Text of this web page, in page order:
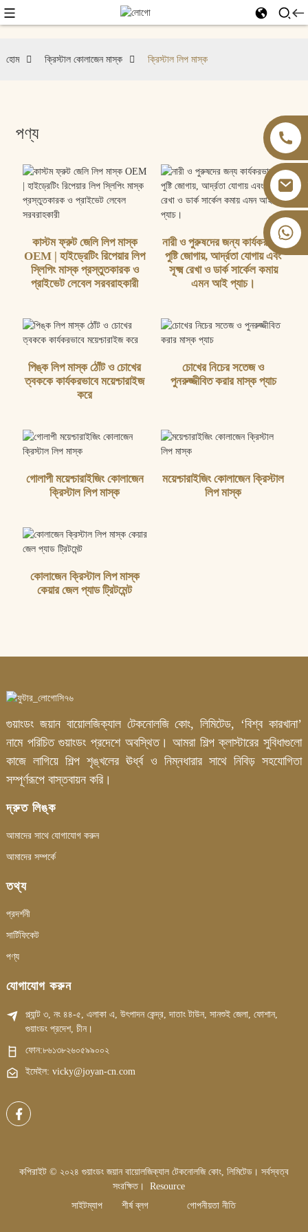
হোম ক্রিস্টাল কোলাজেন মাস্ক ক্রিস্টাল লিপ মাস্ক
পণ্য
কাস্টম ফ্রুট জেলি লিপ মাস্ক
OEM | হাইড্রেটিং রিপেয়ার লিপ
স্লিপিং মাস্ক প্রস্তুতকারক ও
প্রাইভেট লেবেল সরবরাহকারী
নারী ও পুরুষদের জন্য কার্যকরভাবে
পুষ্টি জোগায়, আর্দ্রতা যোগায় এবং
সূক্ষ্ম রেখা ও ডার্ক সার্কেল কমায়
এমন আই প্যাচ।
পিঙ্ক লিপ মাস্ক ঠোঁট ও চোখের
ত্বককে কার্যকরভাবে ময়েশ্চারাইজ
করে
চোখের নিচের সতেজ ও
পুনরুজ্জীবিত করার মাস্ক প্যাচ
গোলাপী ময়েশ্চারাইজিং কোলাজেন
ক্রিস্টাল লিপ মাস্ক
ময়েশ্চারাইজিং কোলাজেন ক্রিস্টাল
লিপ মাস্ক
কোলাজেন ক্রিস্টাল লিপ মাস্ক
কেয়ার জেল প্যাড ট্রিটমেন্ট
গুয়াংডং জয়ান বায়োলজিক্যাল টেকনোলজি কোং, লিমিটেড, ‘বিশ্ব কারখানা’
নামে পরিচিত গুয়াংডং প্রদেশে অবস্থিত। আমরা শিল্প ক্লাস্টারের সুবিধাগুলো
কাজে লাগিয়ে শিল্প শৃঙ্খলের ঊর্ধ্ব ও নিম্নধারার সাথে নিবিড় সহযোগিতা
সম্পূর্ণরূপে বাস্তবায়ন করি।
দ্রুত লিঙ্ক
আমাদের সাথে যোগাযোগ করুন
আমাদের সম্পর্কে
তথ্য
প্রদর্শনী
সার্টিফিকেট
পণ্য
যোগাযোগ করুন
প্ল্যান্ট ৩, নং ৪৪-৫, এলাকা এ, উৎপাদন কেন্দ্র, দাতাং টাউন, সানশুই জেলা, ফোশান,
গুয়াংডং প্রদেশ, চীন।
ফোন:৮৬১৩৮২৬০৫৯৯০০২
ইমেইল: vicky@joyan-cn.com
কপিরাইট © ২০২৪ গুয়াংডং জয়ান বায়োলজিক্যাল টেকনোলজি কোং, লিমিটেড। সর্বস্বত্ব
সংরক্ষিত।
Resource
সাইটম্যাপ
শীর্ষ ব্লগ গোপনীয়তা নীতি